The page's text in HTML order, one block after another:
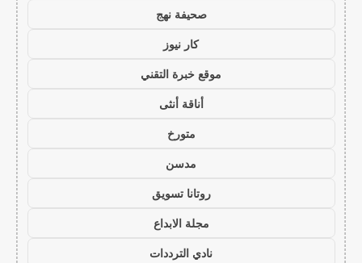
صحيفة نهج
كار نيوز
موقع خبرة التقني
أناقة أنثى
متورخ
مدسن
روتانا تسويق
مجلة الابداع
نادي الترددات